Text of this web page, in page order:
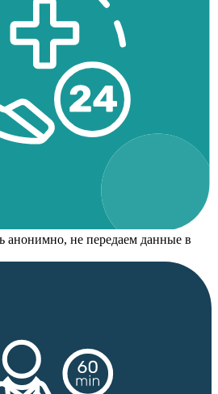
анонимно, не передаем данные в